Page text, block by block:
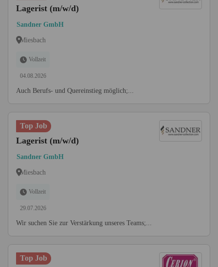
Lagerist (m/w/d)
Sandner GmbH
Miesbach
Vollzeit
04.08.2026
Auch Berufs- und Quereinstieg möglich;...
Top Job
Lagerist (m/w/d)
Sandner GmbH
Miesbach
Vollzeit
29.07.2026
Wir suchen Sie zur Verstärkung unseres Teams;...
Top Job